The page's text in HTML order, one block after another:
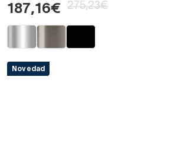
187,16€ 275,23€
Novedad